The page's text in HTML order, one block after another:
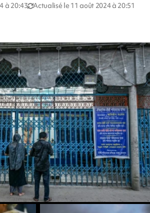
à 20:43 Actualisé le 11 août 2024 à 20:51